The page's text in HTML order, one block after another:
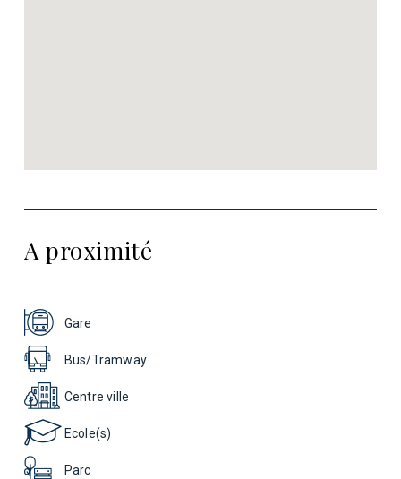
A proximité
Gare
Bus/Tramway
Centre ville
Ecole(s)
Parc